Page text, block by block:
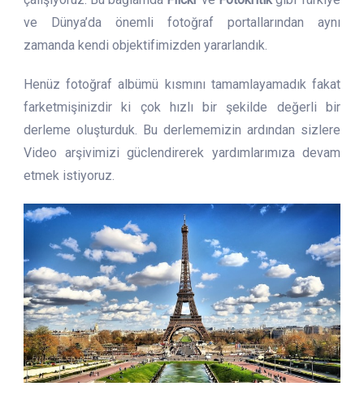
ve Dünya’da önemli fotoğraf portallarından aynı
zamanda kendi objektifimizden yararlandık.
Henüz fotoğraf albümü kısmını tamamlayamadık fakat
farketmişinizdir ki çok hızlı bir şekilde değerli bir
derleme oluşturduk. Bu derlememizin ardından sizlere
Video arşivimizi güclendirerek yardımlarımıza devam
etmek istiyoruz.